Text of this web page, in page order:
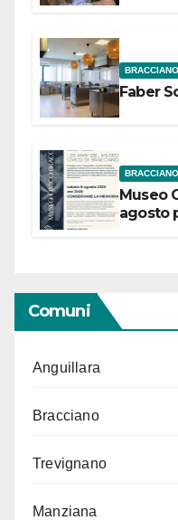
BRACCIANO
Faber
BRACCIANO
Museo
agosto
Comuni
Anguillara
Bracciano
Trevignano
Manziana